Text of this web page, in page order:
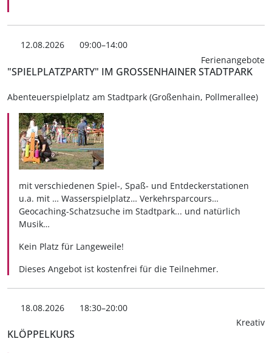
12.08.2026
09:00–14:00
Ferienangebote
"SPIELPLATZPARTY" IM GROSSENHAINER STADTPARK
Abenteuerspielplatz am Stadtpark (Großenhain, Pollmerallee)
mit verschiedenen Spiel-, Spaß- und Entdeckerstationen
u.a. mit … Wasserspielplatz… Verkehrsparcours…
Geocaching-Schatzsuche im Stadtpark... und natürlich
Musik…
Kein Platz für Langeweile!
Dieses Angebot ist kostenfrei für die Teilnehmer.
18.08.2026
18:30–20:00
Kreativ
KLÖPPELKURS